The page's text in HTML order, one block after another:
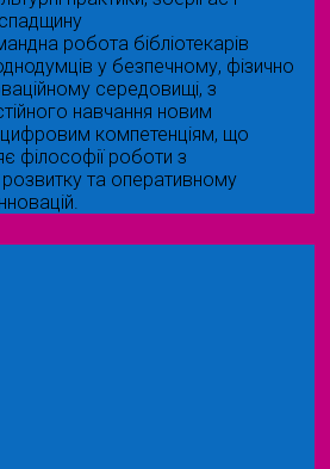
робота бібліотекарів
у безпечному, фізично
середовищі, з
навчання новим
цифровим компетенціям, що
філософії роботи з
та оперативному